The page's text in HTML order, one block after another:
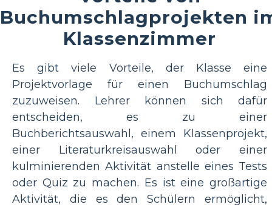
Buchumschlagprojekten
Klassenzimmer
Es gibt viele Vorteile, der Klasse eine
Projektvorlage für einen Buchumschlag
zuzuweisen. Lehrer können sich dafür
entscheiden, es zu einer
Buchberichtsauswahl, einem Klassenprojekt,
einer Literaturkreisauswahl oder einer
kulminierenden Aktivität anstelle eines Tests
oder Quiz zu machen. Es ist eine großartige
Aktivität, die es den Schülern ermöglicht,